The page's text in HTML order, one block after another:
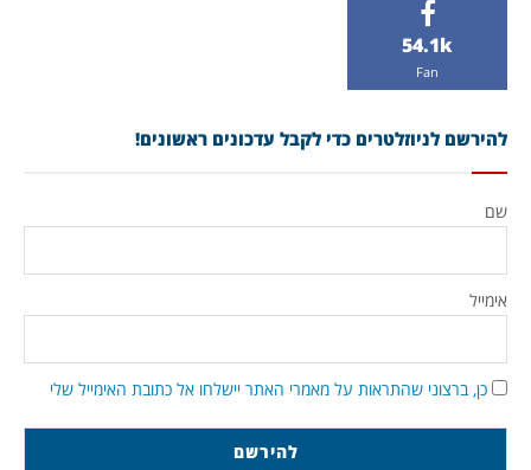
54.1k
Fan
להירשם לניוזלטרים כדי לקבל עדכונים ראשונים!
שם
אימייל
כן, ברצוני שהתראות על מאמרי האתר יישלחו אל כתובת האימייל שלי